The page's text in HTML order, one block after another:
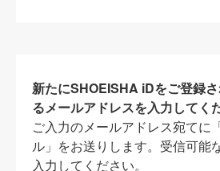
新たにSHOEISHA iDをご登録
るメールアドレスを入力してく
ご入力のメールアドレス宛てに
ル」をお送りします。受信可能
入力してください。